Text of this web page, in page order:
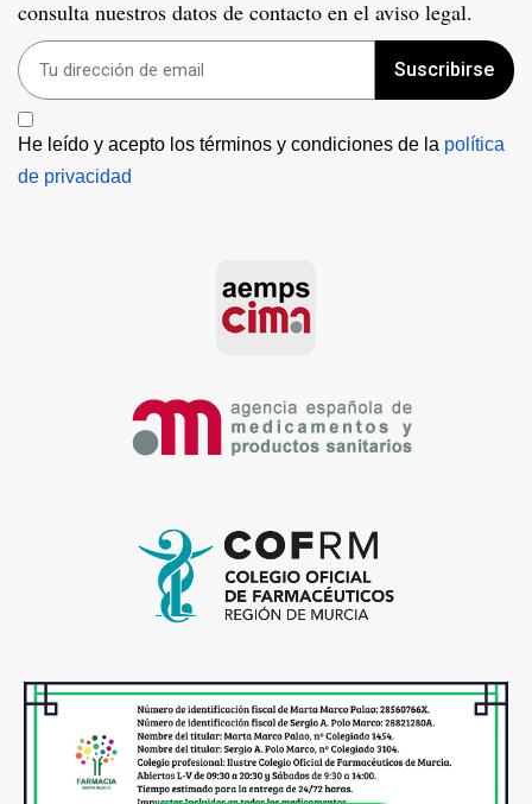
consulta nuestros datos de contacto en el aviso legal.
Suscribirse
He leído y acepto los términos y condiciones de la política
de privacidad